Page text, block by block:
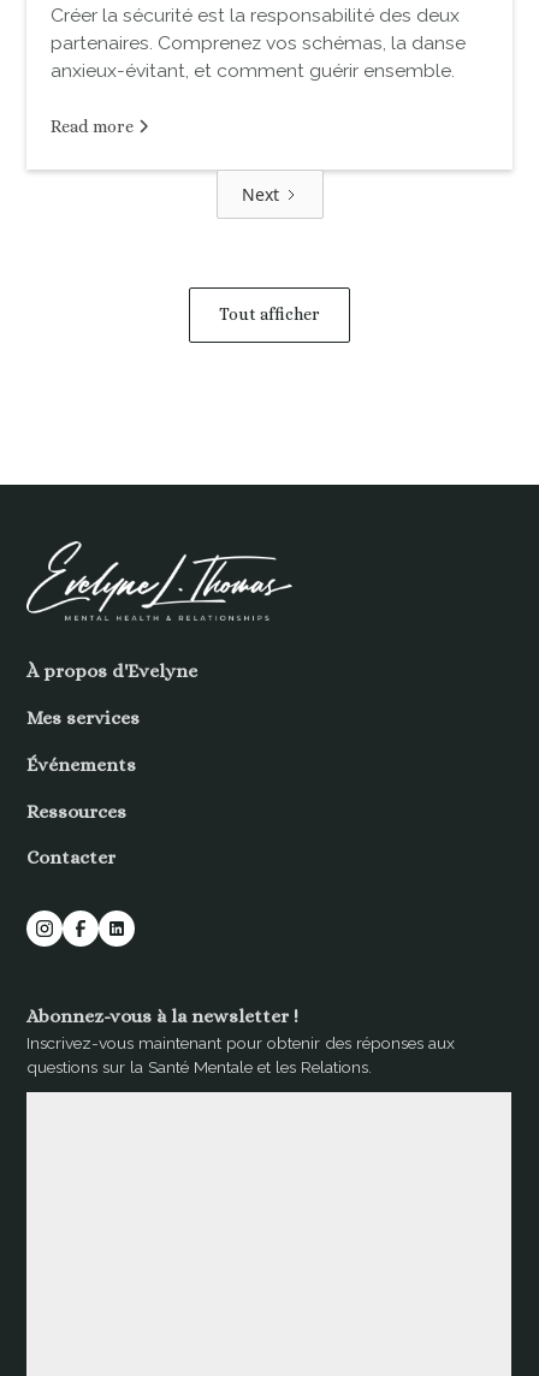
Créer la sécurité est la responsabilité des deux
partenaires. Comprenez vos schémas, la danse
anxieux-évitant, et comment guérir ensemble.
Read more
Next
Tout afficher
À propos d'Evelyne
Mes services
Événements
Ressources
Contacter
Abonnez-vous à la newsletter !
Inscrivez-vous maintenant pour obtenir des réponses aux
questions sur la Santé Mentale et les Relations.